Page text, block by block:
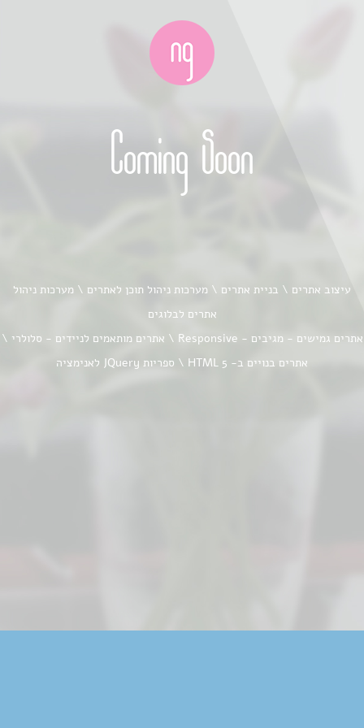
Coming Soon
עיצוב אתרים \ בניית אתרים \ מערכות ניהול תוכן לאתרים \ מערכות ניהול
אתרים לבלוגים
אתרים גמישים - מגיבים - Responsive \ אתרים מותאמים לניידים - סלולרי \
אתרים בנויים ב- HTML 5 \ ספריות JQuery לאנימציה